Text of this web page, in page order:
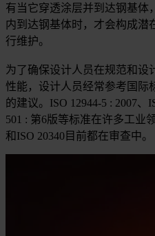
有当它穿透涂层并到达钢基体
内到达钢基体时，才会构成潜
行维护。
为了确保设计人员在规范和设
性能，设计人员经常参考国际
的建议。ISO 12944-5 : 2007、
501 : 第6版等标准在许多工业
和ISO 20340目前都在审查中。